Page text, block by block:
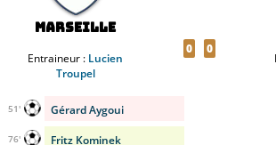
Marseille
Entraineur : Lucien
Troupel
0 0
Gérard Aygoui
51'
Fritz Kominek
76'